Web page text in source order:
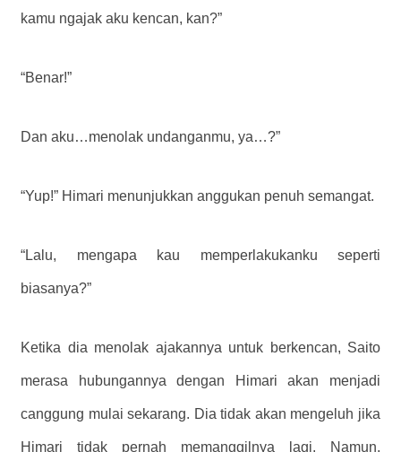
kamu ngajak aku kencan, kan?”
“Benar!”
Dan aku…menolak undanganmu, ya…?”
“Yup!” Himari menunjukkan anggukan penuh semangat.
“Lalu, mengapa kau memperlakukanku seperti
biasanya?”
Ketika dia menolak ajakannya untuk berkencan, Saito
merasa hubungannya dengan Himari akan menjadi
canggung mulai sekarang. Dia tidak akan mengeluh jika
Himari tidak pernah memanggilnya lagi. Namun,